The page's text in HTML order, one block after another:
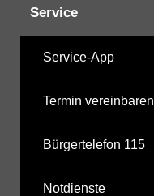
Service
Service-App
Termin vereinbaren
Bürgertelefon 115
Notdienste